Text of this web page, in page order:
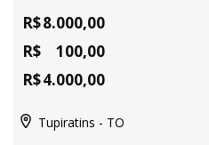
R$8.000,00
R$ 100,00
R$4.000,00
Tupiratins - TO